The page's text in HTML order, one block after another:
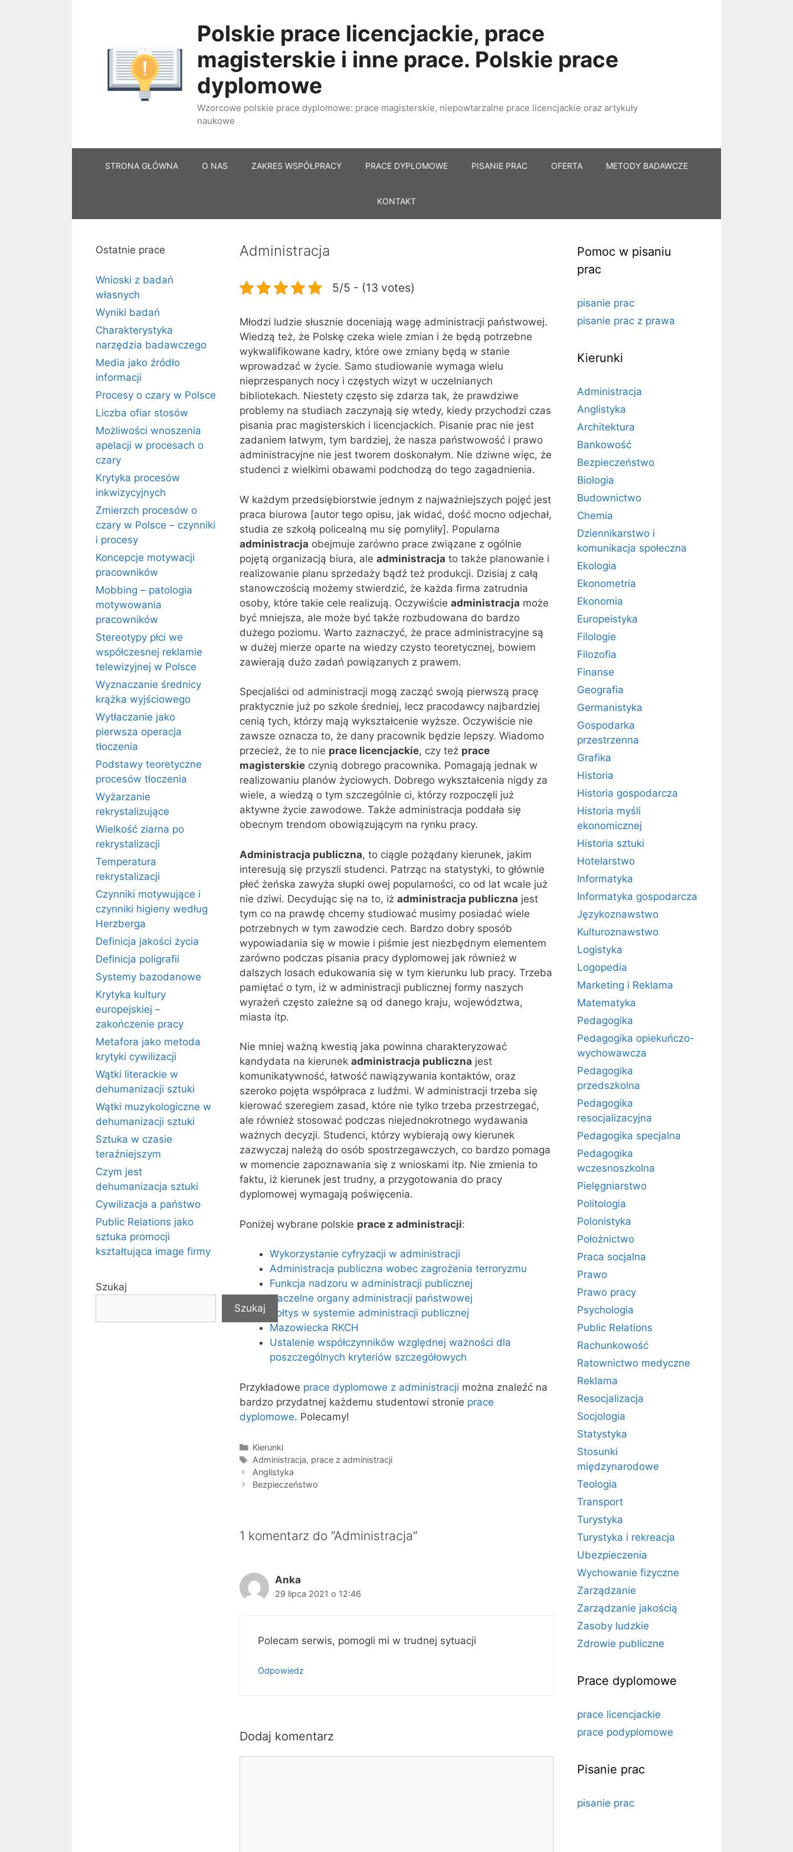
Polskie prace licencjackie, prace
magisterskie i inne prace. Polskie prace
dyplomowe
Wzorcowe polskie prace dyplomowe: prace magisterskie, niepowtarzalne prace licencjackie oraz artykuły
naukowe
STRONA GŁÓWNA O NAS ZAKRES WSPÓŁPRACY PRACE DYPLOMOWE PISANIE PRAC OFERTA METODY BADAWCZE
KONTAKT
Administracja
5/5 - (13 votes)
Młodzi ludzie słusznie doceniają wagę administracji państwowej.
Wiedzą też, że Polskę czeka wiele zmian i że będą potrzebne
wykwalifikowane kadry, które owe zmiany będą w stanie
wprowadzać w życie. Samo studiowanie wymaga wielu
nieprzespanych nocy i częstych wizyt w uczelnianych
bibliotekach. Niestety często się zdarza tak, że prawdziwe
problemy na studiach zaczynają się wtedy, kiedy przychodzi czas
pisania prac magisterskich i licencjackich. Pisanie prac nie jest
zadaniem łatwym, tym bardziej, że nasza państwowość i prawo
administracyjne nie jest tworem doskonałym. Nie dziwne więc, że
studenci z wielkimi obawami podchodzą do tego zagadnienia.
W każdym przedsiębiorstwie jednym z najważniejszych pojęć jest
praca biurowa [autor tego opisu, jak widać, dość mocno odjechał,
studia ze szkołą policealną mu się pomyliły]. Popularna
administracja obejmuje zarówno prace związane z ogólnie
pojętą organizacją biura, ale administracja to także planowanie i
realizowanie planu sprzedaży bądź też produkcji. Dzisiaj z całą
stanowczością możemy stwierdzić, że każda firma zatrudnia
osoby, które takie cele realizują. Oczywiście administracja może
być mniejsza, ale może być także rozbudowana do bardzo
dużego poziomu. Warto zaznaczyć, że prace administracyjne są
w dużej mierze oparte na wiedzy czysto teoretycznej, bowiem
zawierają dużo zadań powiązanych z prawem.
Specjaliści od administracji mogą zacząć swoją pierwszą pracę
praktycznie już po szkole średniej, lecz pracodawcy najbardziej
cenią tych, którzy mają wykształcenie wyższe. Oczywiście nie
zawsze oznacza to, że dany pracownik będzie lepszy. Wiadomo
przecież, że to nie prace licencjackie, czy też prace
magisterskie czynią dobrego pracownika. Pomagają jednak w
realizowaniu planów życiowych. Dobrego wykształcenia nigdy za
wiele, a wiedzą o tym szczególnie ci, którzy rozpoczęli już
aktywne życie zawodowe. Także administracja poddała się
obecnym trendom obowiązującym na rynku pracy.
Administracja publiczna, to ciągle pożądany kierunek, jakim
interesują się przyszli studenci. Patrząc na statystyki, to głównie
płeć żeńska zawyża słupki owej popularności, co od lat wcale już
nie dziwi. Decydując się na to, iż administracja publiczna jest
tym co na prawdę chcemy studiować musimy posiadać wiele
potrzebnych w tym zawodzie cech. Bardzo dobry sposób
wypowiadania się w mowie i piśmie jest niezbędnym elementem
zarówno podczas pisania pracy dyplomowej jak również w
dalszych losach edukowania się w tym kierunku lub pracy. Trzeba
pamiętać o tym, iż w administracji publicznej formy naszych
wyrażeń często zależne są od danego kraju, województwa,
miasta itp.
Nie mniej ważną kwestią jaka powinna charakteryzować
kandydata na kierunek administracja publiczna jest
komunikatywność, łatwość nawiązywania kontaktów, oraz
szeroko pojęta współpraca z ludźmi. W administracji trzeba się
kierować szeregiem zasad, które nie tylko trzeba przestrzegać,
ale również stosować podczas niejednokrotnego wydawania
ważnych decyzji. Studenci, którzy wybierają owy kierunek
zazwyczaj należą do osób spostrzegawczych, co bardzo pomaga
w momencie zapoznawania się z wnioskami itp. Nie zmienia to
faktu, iż kierunek jest trudny, a przygotowania do pracy
dyplomowej wymagają poświęcenia.
Poniżej wybrane polskie prace z administracji:
Wykorzystanie cyfryzacji w administracji
Administracja publiczna wobec zagrożenia terroryzmu
Funkcja nadzoru w administracji publicznej
Naczelne organy administracji państwowej
Sołtys w systemie administracji publicznej
Mazowiecka RKCH
Ustalenie współczynników względnej ważności dla
poszczególnych kryteriów szczegółowych
Przykładowe prace dyplomowe z administracji można znaleźć na
bardzo przydatnej każdemu studentowi stronie prace
dyplomowe. Polecamy!
Kategorie
Kierunki
Tagi
Administracja, prace z administracji
Anglistyka
Bezpieczeństwo
1 komentarz do “Administracja”
Anka
29 lipca 2021 o 12:46
Polecam serwis, pomogli mi w trudnej sytuacji
Odpowiedz
Dodaj komentarz
Ostatnie prace
Wnioski z badań
własnych
Wyniki badań
Charakterystyka
narzędzia badawczego
Media jako źródło
informacji
Procesy o czary w Polsce
Liczba ofiar stosów
Możliwości wnoszenia
apelacji w procesach o
czary
Krytyka procesów
inkwizycyjnych
Zmierzch procesów o
czary w Polsce – czynniki
i procesy
Koncepcje motywacji
pracowników
Mobbing – patologia
motywowania
pracowników
Stereotypy płci we
współczesnej reklamie
telewizyjnej w Polsce
Wyznaczanie średnicy
krążka wyjściowego
Wytłaczanie jako
pierwsza operacja
tłoczenia
Podstawy teoretyczne
procesów tłoczenia
Wyżarzanie
rekrystalizujące
Wielkość ziarna po
rekrystalizacji
Temperatura
rekrystalizacji
Czynniki motywujące i
czynniki higieny według
Herzberga
Definicja jakości życia
Definicja poligrafii
Systemy bazodanowe
Krytyka kultury
europejskiej –
zakończenie pracy
Metafora jako metoda
krytyki cywilizacji
Wątki literackie w
dehumanizacji sztuki
Wątki muzykologiczne w
dehumanizacji sztuki
Sztuka w czasie
teraźniejszym
Czym jest
dehumanizacja sztuki
Cywilizacja a państwo
Public Relations jako
sztuka promocji
kształtująca image firmy
Szukaj
Szukaj
Pomoc w pisaniu
prac
pisanie prac
pisanie prac z prawa
Kierunki
Administracja
Anglistyka
Architektura
Bankowość
Bezpieczeństwo
Biologia
Budownictwo
Chemia
Dziennikarstwo i
komunikacja społeczna
Ekologia
Ekonometria
Ekonomia
Europeistyka
Filologie
Filozofia
Finanse
Geografia
Germanistyka
Gospodarka
przestrzenna
Grafika
Historia
Historia gospodarcza
Historia myśli
ekonomicznej
Historia sztuki
Hotelarstwo
Informatyka
Informatyka gospodarcza
Językoznawstwo
Kulturoznawstwo
Logistyka
Logopedia
Marketing i Reklama
Matematyka
Pedagogika
Pedagogika opiekuńczo-
wychowawcza
Pedagogika
przedszkolna
Pedagogika
resocjalizacyjna
Pedagogika specjalna
Pedagogika
wczesnoszkolna
Pielęgniarstwo
Politologia
Polonistyka
Położnictwo
Praca socjalna
Prawo
Prawo pracy
Psychologia
Public Relations
Rachunkowość
Ratownictwo medyczne
Reklama
Resocjalizacja
Socjologia
Statystyka
Stosunki
międzynarodowe
Teologia
Transport
Turystyka
Turystyka i rekreacja
Ubezpieczenia
Wychowanie fizyczne
Zarządzanie
Zarządzanie jakością
Zasoby ludzkie
Zdrowie publiczne
Prace dyplomowe
prace licencjackie
prace podyplomowe
Pisanie prac
pisanie prac